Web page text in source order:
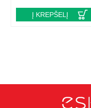
Į KREPŠELĮ